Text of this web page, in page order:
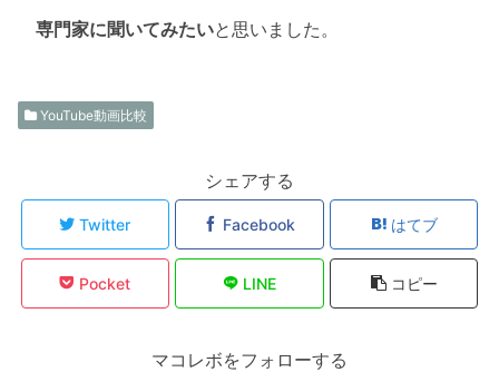
専門家に聞いてみたいと思いました。
YouTube動画比較
シェアする
Twitter Facebook はてブ
Pocket LINE コピー
マコレボをフォローする